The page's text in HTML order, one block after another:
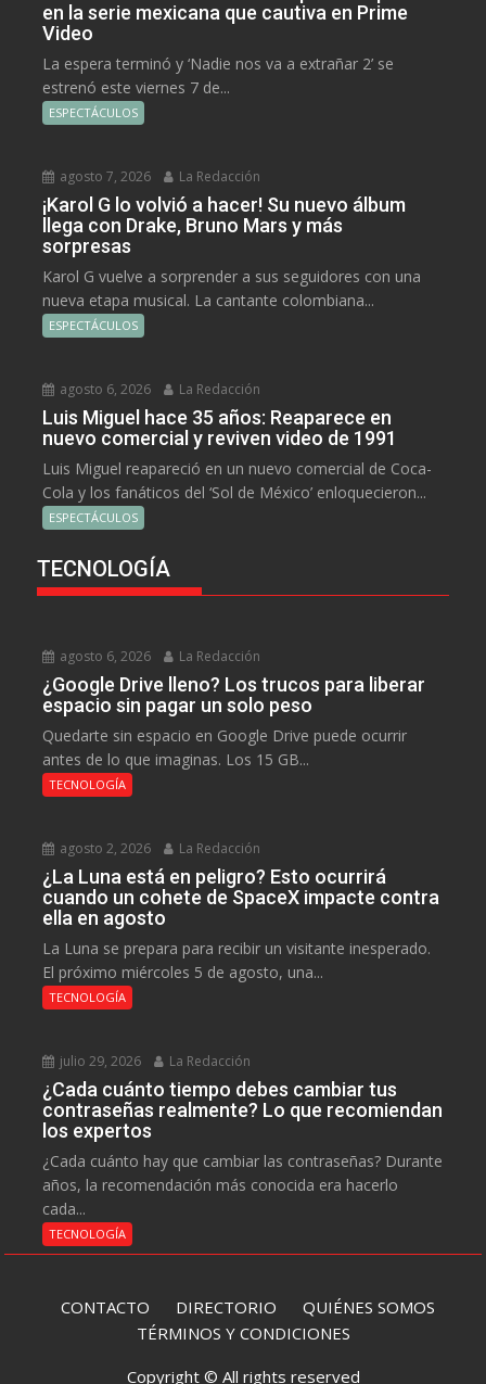
en la serie mexicana que cautiva en Prime
Video
La espera terminó y ‘Nadie nos va a extrañar 2’ se
estrenó este viernes 7 de...
ESPECTÁCULOS
agosto 7, 2026 La Redacción
¡Karol G lo volvió a hacer! Su nuevo álbum
llega con Drake, Bruno Mars y más
sorpresas
Karol G vuelve a sorprender a sus seguidores con una
nueva etapa musical. La cantante colombiana...
ESPECTÁCULOS
agosto 6, 2026 La Redacción
Luis Miguel hace 35 años: Reaparece en
nuevo comercial y reviven video de 1991
Luis Miguel reapareció en un nuevo comercial de Coca-
Cola y los fanáticos del ‘Sol de México’ enloquecieron...
ESPECTÁCULOS
TECNOLOGÍA
agosto 6, 2026 La Redacción
¿Google Drive lleno? Los trucos para liberar
espacio sin pagar un solo peso
Quedarte sin espacio en Google Drive puede ocurrir
antes de lo que imaginas. Los 15 GB...
TECNOLOGÍA
agosto 2, 2026 La Redacción
¿La Luna está en peligro? Esto ocurrirá
cuando un cohete de SpaceX impacte contra
ella en agosto
La Luna se prepara para recibir un visitante inesperado.
El próximo miércoles 5 de agosto, una...
TECNOLOGÍA
julio 29, 2026 La Redacción
¿Cada cuánto tiempo debes cambiar tus
contraseñas realmente? Lo que recomiendan
los expertos
¿Cada cuánto hay que cambiar las contraseñas? Durante
años, la recomendación más conocida era hacerlo
cada...
TECNOLOGÍA
CONTACTO DIRECTORIO QUIÉNES SOMOS
TÉRMINOS Y CONDICIONES
Copyright © All rights reserved